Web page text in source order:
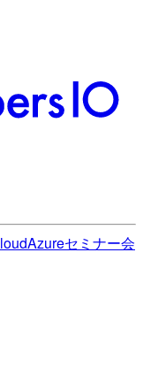
Azureセミナー会